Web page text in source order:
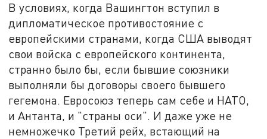
В условиях, когда Вашингтон вступил в
дипломатическое противостояние с
европейскими странами, когда США выводят
свои войска с европейского континента,
странно было бы, если бывшие союзники
выполняли бы договоры своего бывшего
гегемона. Евросоюз теперь сам себе и НАТО,
и Антанта, и "страны оси". И даже уже не
немножечко Третий рейх, встающий на